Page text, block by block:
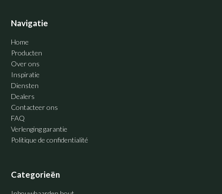
Navigatie
Home
Producten
Over ons
Inspiratie
Diensten
Dealers
Contacteer ons
FAQ
Verlenging garantie
Politique de confidentialité
Categorieën